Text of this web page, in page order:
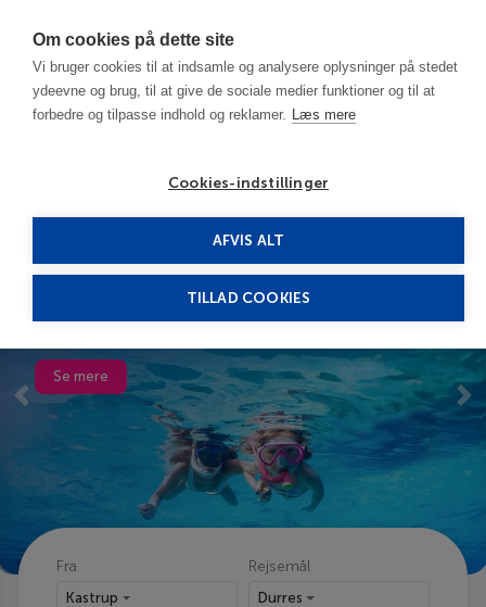
Om cookies på dette site
Vi bruger cookies til at indsamle og analysere oplysninger på stedet
ydeevne og brug, til at give de sociale medier funktioner og til at
forbedre og tilpasse indhold og reklamer. Læs mere
Cookies-indstillinger
AFVIS ALT
TILLAD COOKIES
Vinterrejser
til Hurghada
Se mere
Previous
Fra
Kastrup
Rejsemål
Durres